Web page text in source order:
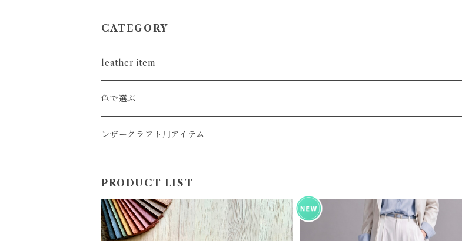
CATEGORY
leather item
card
coin
key
色で選ぶ
クロ系
レッド,イエロー,オレンジ系
レザークラフト用アイテム
PRODUCT LIST